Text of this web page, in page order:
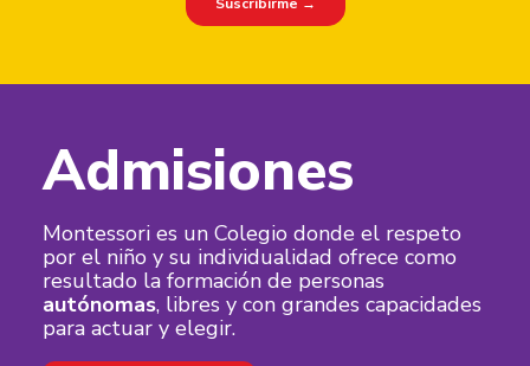
Admisiones
Montessori es un Colegio donde el respeto
por el niño y su individualidad ofrece como
resultado la formación de personas
autónomas, libres y con grandes capacidades
para actuar y elegir.